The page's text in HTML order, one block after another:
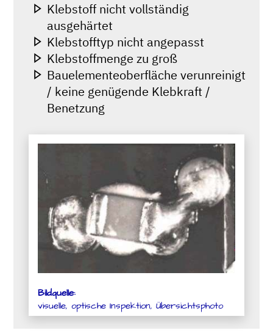
Klebstoff nicht vollständig
ausgehärtet
Klebstofftyp nicht angepasst
Klebstoffmenge zu groß
Bauelementeoberfläche verunreinigt
/ keine genügende Klebkraft /
Benetzung
Bildquelle:
visuelle, optische Inspektion, Übersichtsphoto